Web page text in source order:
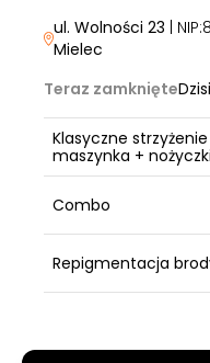
ul. Wolności 23 |
Mielec
Teraz zamknięte
Klasyczne
maszynka + nożyczki
Combo
Repigmentacja